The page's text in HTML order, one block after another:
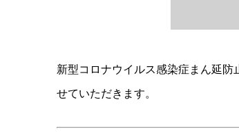
新型コロナウイルス感染症まん延
せていただきます。